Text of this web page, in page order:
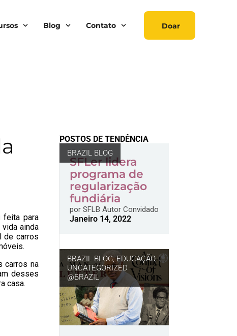
Blog Contato Doar
feita para
ainda
de carros
carros na
desses
casa.
POSTOS DE TENDÊNCIA
BRAZIL BLOG
SFLer lidera
programa de
regularização
fundiária
porSFLB Autor Convidado
Janeiro 14, 2022
BRAZIL BLOG,EDUCAÇÃO,
UNCATEGORIZED
@BRAZIL